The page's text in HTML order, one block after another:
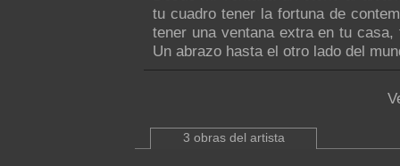
tu cuadro tener la fortuna de
tener una ventana extra en tu
Un abrazo hasta el otro lado del
3 obras del artista